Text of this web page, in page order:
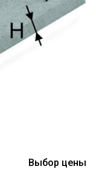
Выбор цены